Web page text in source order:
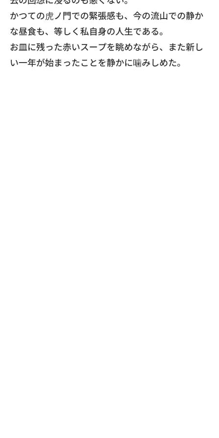
​かつての虎ノ門での緊張感も、今の流山での静か
な昼食も、 等しく私自身の人生である。
お皿に残った赤いスープを眺めながら、 また新し
い一年が始まったことを静かに噛みしめた。